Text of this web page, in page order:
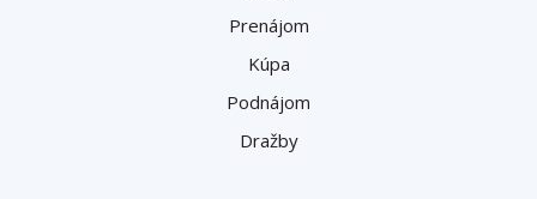
Prenájom
Kúpa
Podnájom
Dražby